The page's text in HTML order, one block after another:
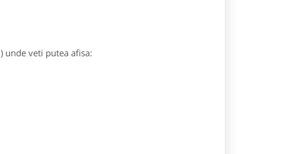
) unde veti putea afisa: